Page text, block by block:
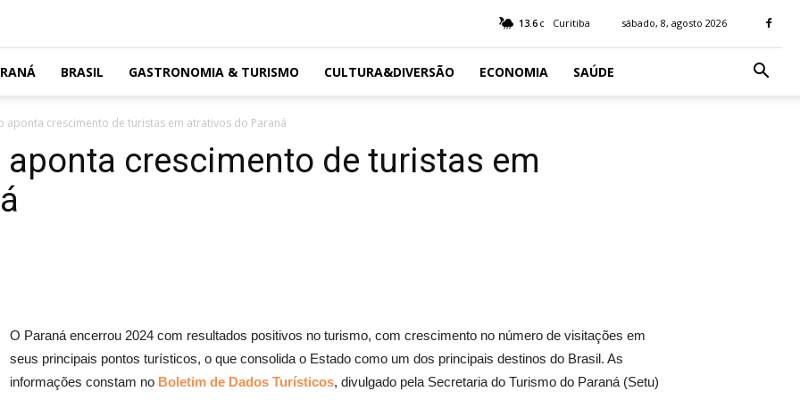
13.6 C Curitiba sábado, 8, agosto 2026
BRASIL GASTRONOMIA & TURISMO CULTURA&DIVERSÃO ECONOMIA SAÚDE
aponta crescimento de turistas em atrativos do Paraná
crescimento de turistas em
O Paraná encerrou 2024 com resultados positivos no turismo, com crescimento no número de visitações em
seus principais pontos turísticos, o que consolida o Estado como um dos principais destinos do Brasil. As
informações constam no Boletim de Dados Turísticos, divulgado pela Secretaria do Turismo do Paraná (Setu)